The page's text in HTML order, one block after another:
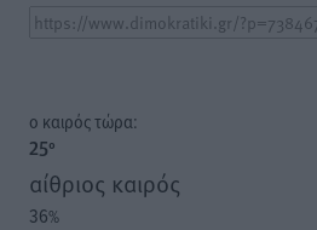
o καιρός τώρα:
25°
αίθριος καιρός
36%